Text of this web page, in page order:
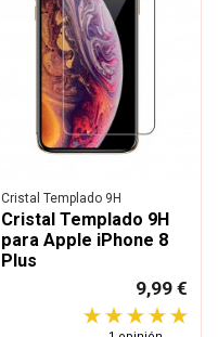
Cristal Templado 9H
Cristal Templado 9H
para Apple iPhone 8
Plus
9,99 €